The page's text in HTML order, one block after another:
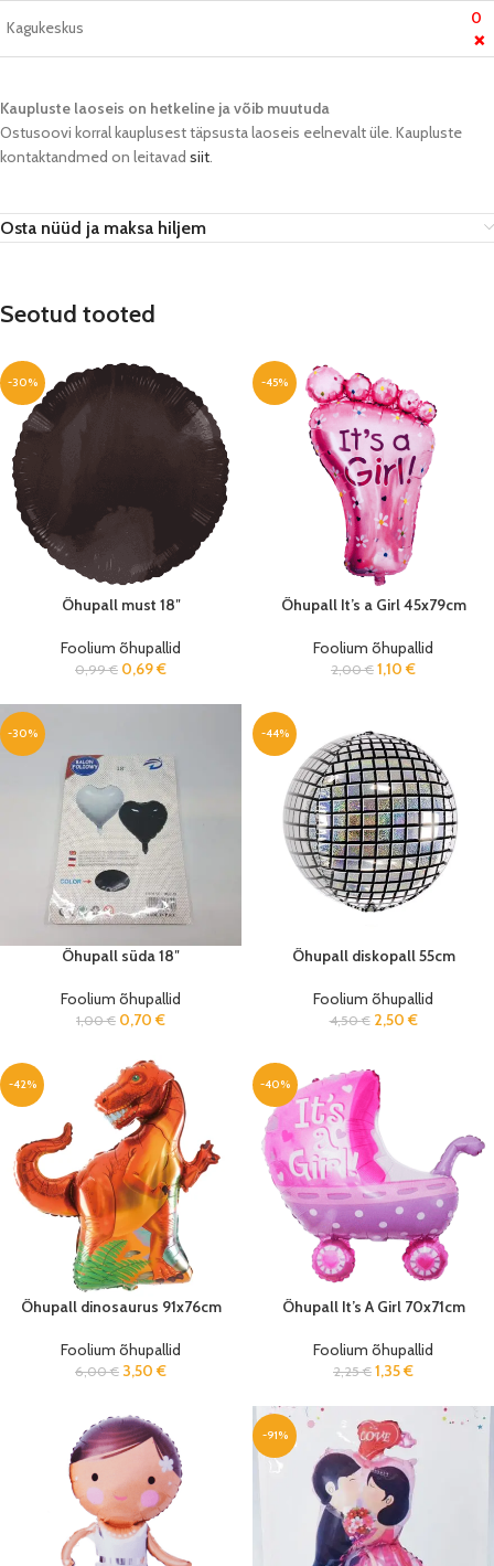
Kagukeskus 0
❌
Kaupluste laoseis on hetkeline ja võib muutuda​
Ostusoovi korral kauplusest täpsusta laoseis eelnevalt üle. Kaupluste
kontaktandmed on leitavad siit.
Osta nüüd ja maksa hiljem
Seotud tooted
-30%
Õhupall must 18″
Foolium õhupallid
0,99€ 0,69€
-45%
Õhupall It’s a Girl 45x79cm
Foolium õhupallid
2,00€ 1,10 €
-30%
Õhupall süda 18″
Foolium õhupallid
1,00€ 0,70 €
-44%
Õhupall diskopall 55cm
Foolium õhupallid
4,50€ 2,50 €
-42%
Õhupall dinosaurus 91x76cm
Foolium õhupallid
6,00€ 3,50 €
-40%
Õhupall It’s A Girl 70x71cm
Foolium õhupallid
2,25€ 1,35€
-91%